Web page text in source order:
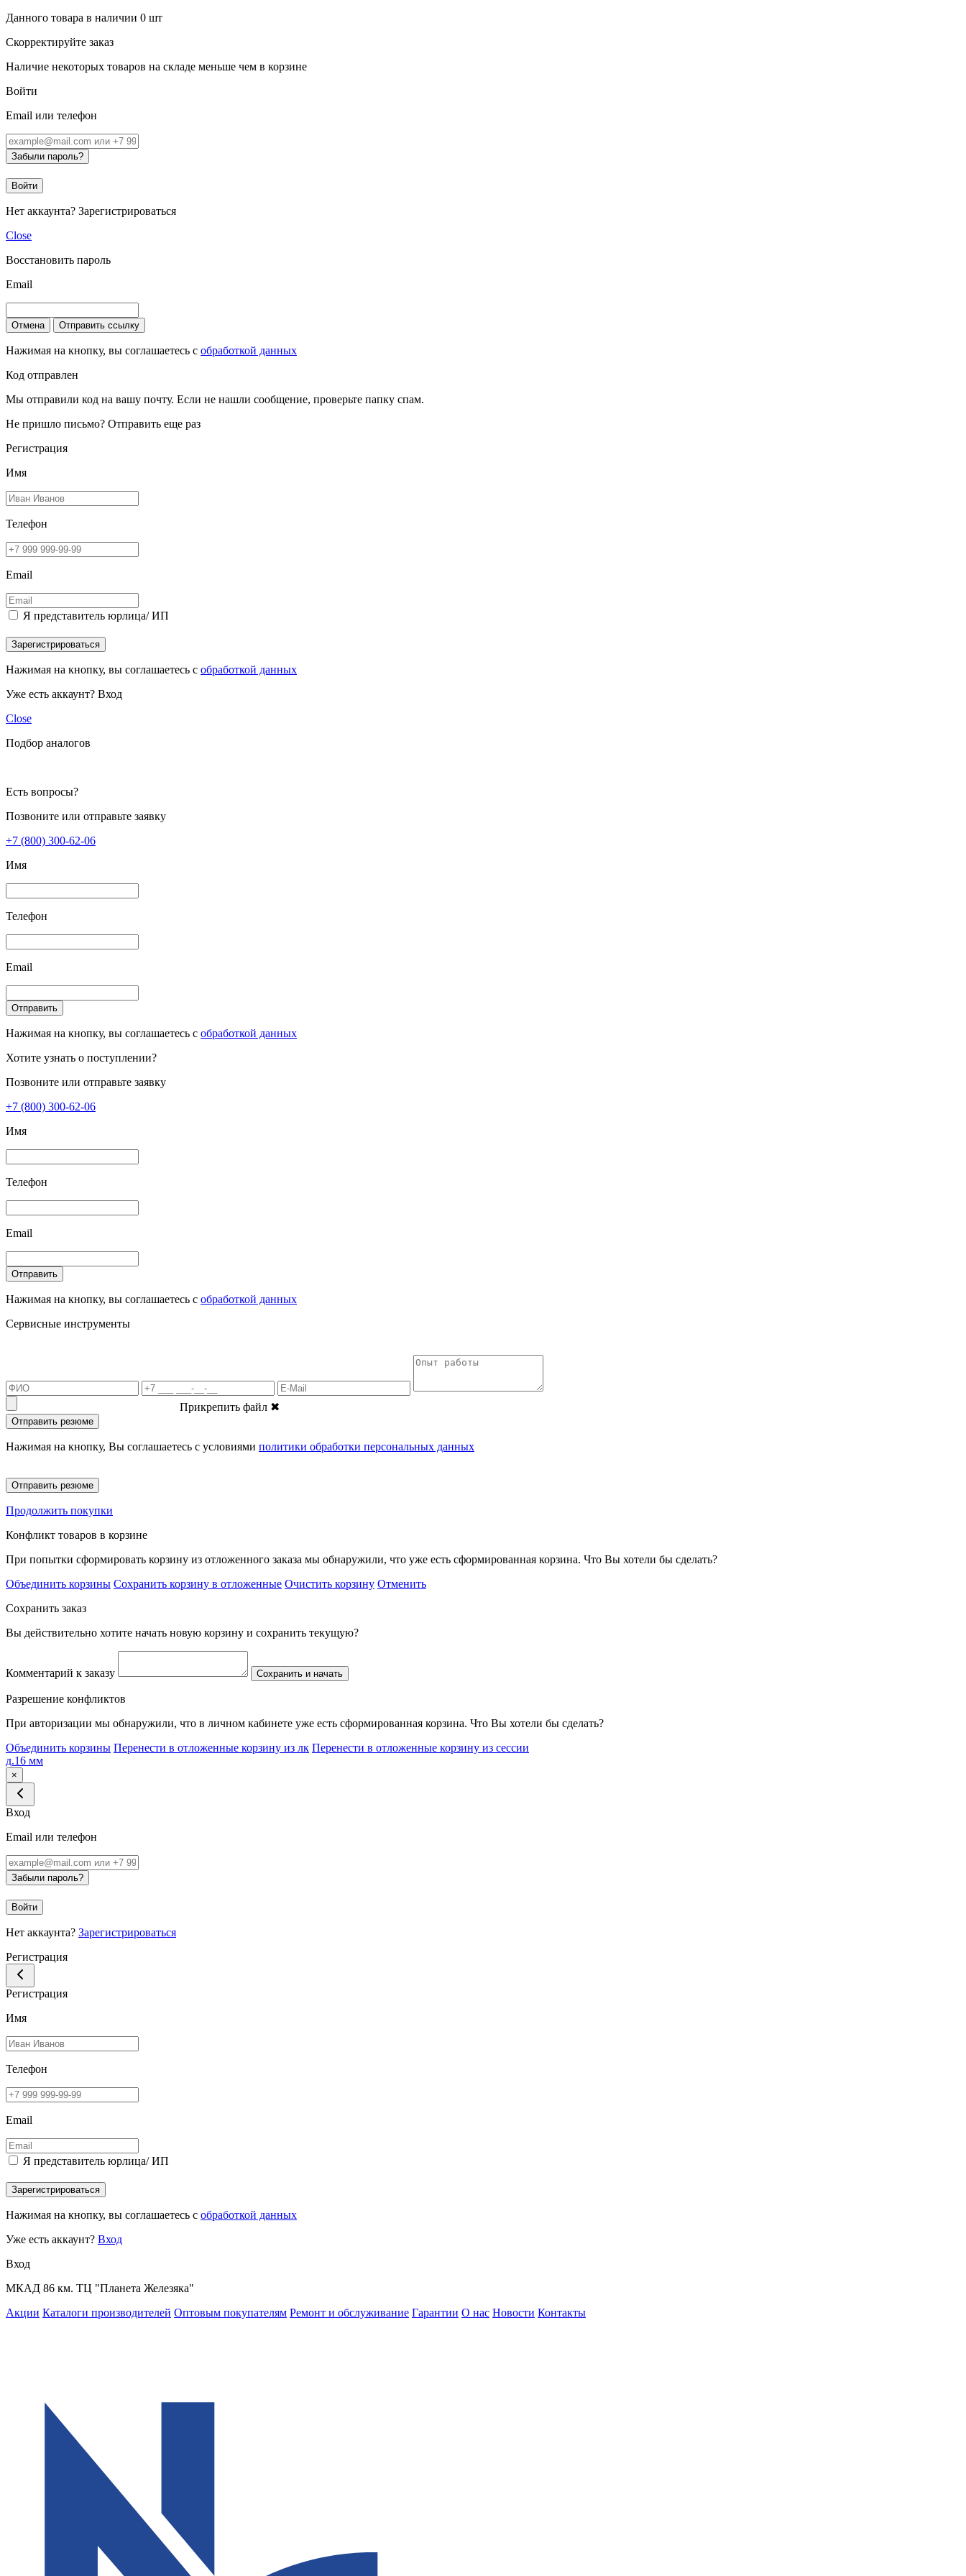
Данного товара в наличии 0 шт
Скорректируйте заказ
Наличие некоторых товаров на складе меньше чем в корзине
Войти
Email или телефон
Забыли пароль?
Войти
Нет аккаунта? Зарегистрироваться
Close
Восстановить пароль
Email
Отмена Отправить ссылку
Нажимая на кнопку, вы соглашаетесь с обработкой данных
Код отправлен
Мы отправили код на вашу почту. Если не нашли сообщение, проверьте папку спам.
Не пришло письмо? Отправить еще раз
Регистрация
Имя
Телефон
Email
Я представитель юрлица/ ИП
Зарегистрироваться
Нажимая на кнопку, вы соглашаетесь с обработкой данных
Уже есть аккаунт? Вход
Close
Подбор аналогов
Есть вопросы?
Позвоните или отправьте заявку
+7 (800) 300-62-06
Имя
Телефон
Email
Отправить
Нажимая на кнопку, вы соглашаетесь с обработкой данных
Хотите узнать о поступлении?
Позвоните или отправьте заявку
+7 (800) 300-62-06
Имя
Телефон
Email
Отправить
Нажимая на кнопку, вы соглашаетесь с обработкой данных
Сервисные инструменты
Прикрепить файл ✖
Отправить резюме
Нажимая на кнопку, Вы соглашаетесь с условиями политики обработки персональных данных
Отправить резюме
Продолжить покупки
Конфликт товаров в корзине
При попытки сформировать корзину из отложенного заказа мы обнаружили, что уже есть сформированная корзина. Что Вы хотели бы сделать?
Объединить корзины Сохранить корзину в отложенные Очистить корзину Отменить
Сохранить заказ
Вы действительно хотите начать новую корзину и сохранить текущую?
Комментарий к заказу Сохранить и начать
Разрешение конфликтов
При авторизации мы обнаружили, что в личном кабинете уже есть сформированная корзина. Что Вы хотели бы сделать?
Объединить корзины Перенести в отложенные корзину из лк Перенести в отложенные корзину из сессии
д.16 мм
×
Вход
Email или телефон
Забыли пароль?
Войти
Нет аккаунта? Зарегистрироваться
Регистрация
Регистрация
Имя
Телефон
Email
Я представитель юрлица/ ИП
Зарегистрироваться
Нажимая на кнопку, вы соглашаетесь с обработкой данных
Уже есть аккаунт? Вход
Вход
МКАД 86 км. ТЦ "Планета Железяка"
Акции Каталоги производителей Оптовым покупателям Ремонт и обслуживание Гарантии О нас Новости Контакты